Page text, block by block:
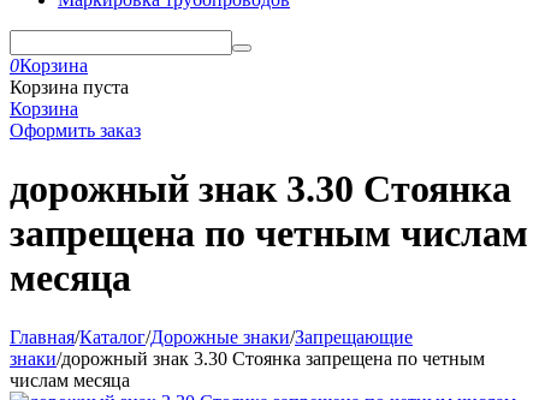
0Корзина
Корзина пуста
Корзина
Оформить заказ
дорожный знак 3.30 Стоянка
запрещена по четным числам
месяца
Главная/Каталог/Дорожные знаки/Запрещающие
знаки/дорожный знак 3.30 Стоянка запрещена по четным
числам месяца